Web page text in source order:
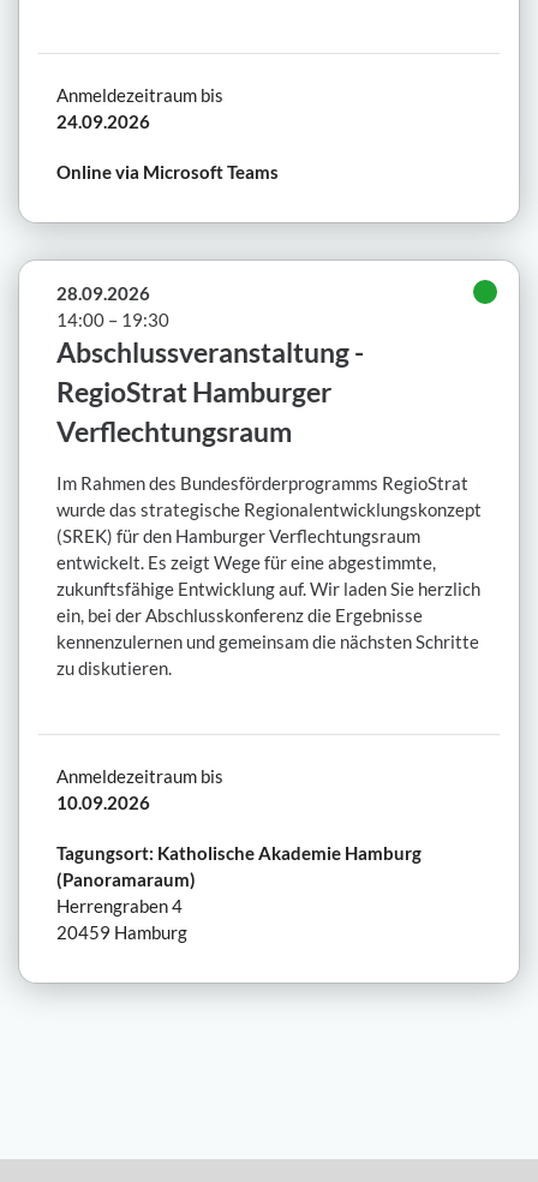
Anmeldezeitraum bis
24.09.2026
Online via Microsoft Teams
28.09.2026
14:00 – 19:30
Abschlussveranstaltung -
RegioStrat Hamburger
Verflechtungsraum
Im Rahmen des Bundesförderprogramms RegioStrat
wurde das strategische Regionalentwicklungskonzept
(SREK) für den Hamburger Verflechtungsraum
entwickelt. Es zeigt Wege für eine abgestimmte,
zukunftsfähige Entwicklung auf. Wir laden Sie herzlich
ein, bei der Abschlusskonferenz die Ergebnisse
kennenzulernen und gemeinsam die nächsten Schritte
zu diskutieren.
Anmeldezeitraum bis
10.09.2026
Tagungsort: Katholische Akademie Hamburg
(Panoramaraum)
Herrengraben 4
20459 Hamburg